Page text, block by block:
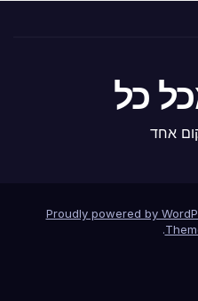
כל
אחד
Proudly powered by
.